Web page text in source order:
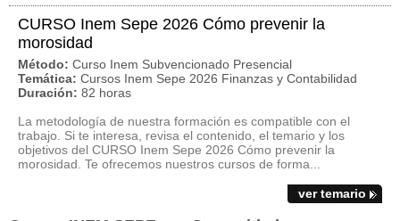
CURSO Inem Sepe 2026 Cómo prevenir la
morosidad
Método: Curso Inem Subvencionado Presencial
Temática: Cursos Inem Sepe 2026 Finanzas y Contabilidad
Duración: 82 horas
La metodología de nuestra formación es compatible con el
trabajo. Si te interesa, revisa el contenido, el temario y los
objetivos del CURSO Inem Sepe 2026 Cómo prevenir la
morosidad. Te ofrecemos nuestros cursos de forma...
ver temario